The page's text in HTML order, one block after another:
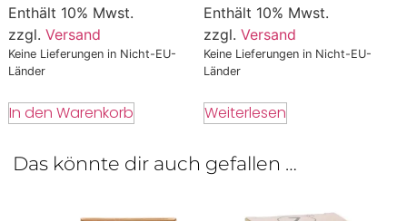
Enthält 10% Mwst.
zzgl. Versand
Keine Lieferungen in Nicht-EU-
Länder
In den Warenkorb
Enthält 10% Mwst.
zzgl. Versand
Keine Lieferungen in Nicht-EU-
Länder
Weiterlesen
Das könnte dir auch gefallen …